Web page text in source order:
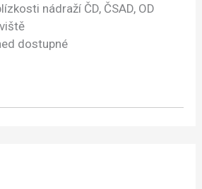
nádraží ČD, ČSAD, OD
dostupné